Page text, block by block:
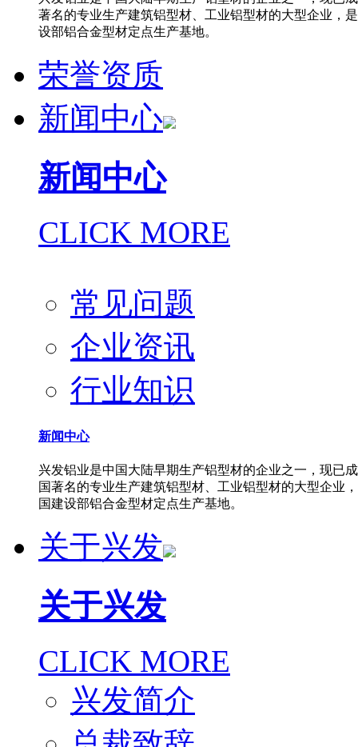
著名的专业生产建筑铝型材、工业铝型材的大型企业，
设部铝合金型材定点生产基地。
荣誉资质
新闻中心
新闻中心
CLICK MORE
常见问题
企业资讯
行业知识
新闻中心
兴发铝业是中国大陆早期生产铝型材的企业之一，现已
国著名的专业生产建筑铝型材、工业铝型材的大型企业
国建设部铝合金型材定点生产基地。
关于兴发
关于兴发
CLICK MORE
兴发简介